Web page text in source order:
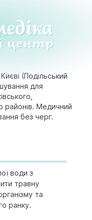
(Подільський
для
районів. Медичний
без черг.
води з
травну
та
ранку.